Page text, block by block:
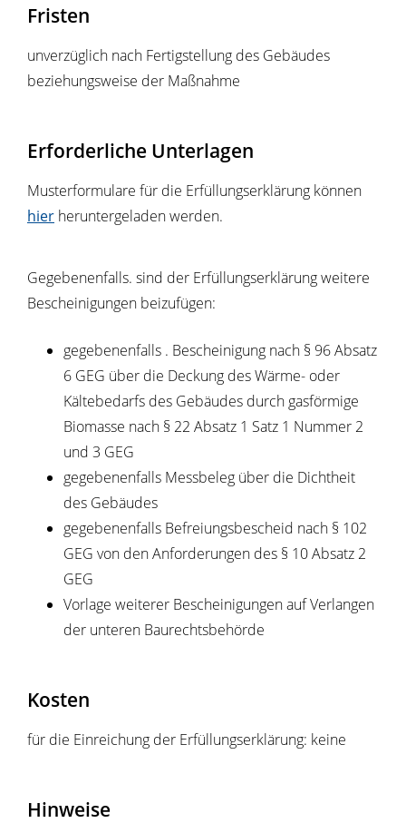
Fristen
unverzüglich nach Fertigstellung des Gebäudes
beziehungsweise der Maßnahme
Erforderliche Unterlagen
Musterformulare für die Erfüllungserklärung können
hier heruntergeladen werden.
Gegebenenfalls. sind der Erfüllungserklärung weitere
Bescheinigungen beizufügen:
gegebenenfalls . Bescheinigung nach § 96 Absatz
6 GEG über die Deckung des Wärme- oder
Kältebedarfs des Gebäudes durch gasförmige
Biomasse nach § 22 Absatz 1 Satz 1 Nummer 2
und 3 GEG
gegebenenfalls Messbeleg über die Dichtheit
des Gebäudes
gegebenenfalls Befreiungsbescheid nach § 102
GEG von den Anforderungen des § 10 Absatz 2
GEG
Vorlage weiterer Bescheinigungen auf Verlangen
der unteren Baurechtsbehörde
Kosten
für die Einreichung der Erfüllungserklärung: keine
Hinweise